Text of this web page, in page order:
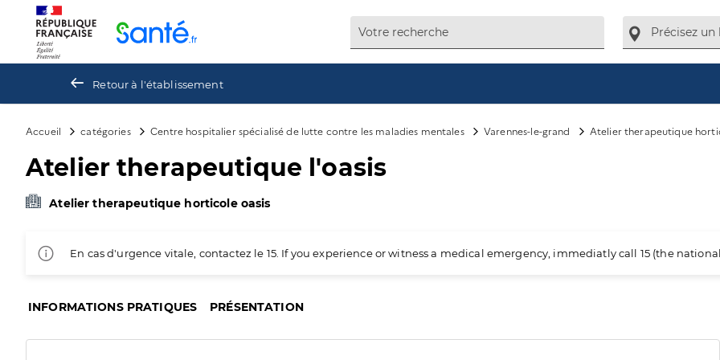
Retour à l'établissement
Accueil catégories Centre hospitalier spécialisé de lutte contre les maladies mentales Varennes-le-grand Atelier therapeutique
Atelier therapeutique l'oasis
Atelier therapeutique horticole oasis
En cas d'urgence vitale, contactez le 15. If you experience or witness a medical emergency, immediatly call 15 (the
INFORMATIONS PRATIQUES PRÉSENTATION
Panneau de gestion des cookies